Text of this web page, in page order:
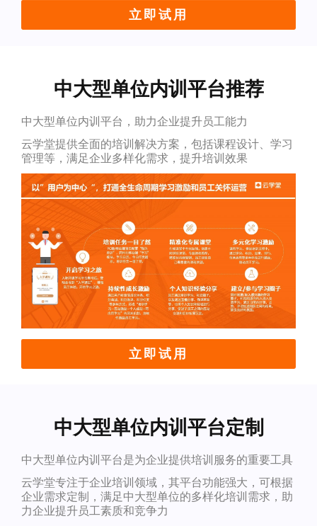
立即试用
中大型单位内训平台推荐
中大型单位内训平台，助力企业提升员工能力
云学堂提供全面的培训解决方案，包括课程设计、学习
管理等，满足企业多样化需求，提升培训效果
立即试用
中大型单位内训平台定制
中大型单位内训平台是为企业提供培训服务的重要工具
云学堂专注于企业培训领域，其平台功能强大，可根据
企业需求定制，满足中大型单位的多样化培训需求，助
力企业提升员工素质和竞争力